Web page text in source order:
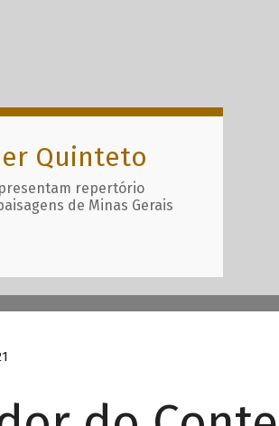
Quinteto
repertório
de Minas Gerais